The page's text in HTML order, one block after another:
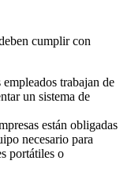
cumplir con
trabajan de
un sistema de
están obligadas
necesario para
portátiles o